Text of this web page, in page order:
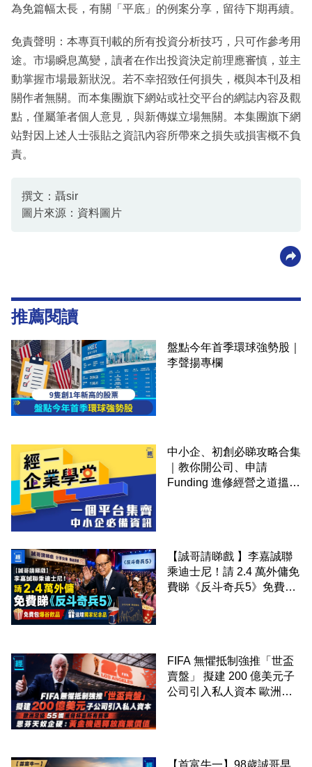
為免篇幅太長，有關「平底」的例案分享，留待下期再續。
免責聲明：本專頁刊載的所有投資分析技巧，只可作參考用
途。市場瞬息萬變，讀者在作出投資決定前理應審慎，並主
動掌握市場最新狀況。若不幸招致任何損失，概與本刊及相
關作者無關。而本集團旗下網站或社交平台的網誌內容及觀
點，僅屬筆者個人意見，與新傳媒立場無關。本集團旗下網
站對因上述人士張貼之資訊內容所帶來之損失或損害概不負
責。
撰文：聶sir
圖片來源：資料圖片
推薦閱讀
盤點今年首季環球強勢股｜
李聲揚專欄
中小企、初創必睇攻略合集
｜教你開公司、申請
Funding 進修經營之道搵大
【誠哥請睇戲 】李嘉誠聯
乘迪士尼！請 2.4 萬外傭免
費睇《反斗奇兵5》免費包
FIFA 無懼抵制強推「世盃
賣盤」 擬建 200 億美元子
公司引入私人資本 歐洲足